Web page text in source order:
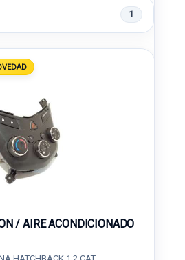
1
/ AIRE ACONDICIONADO